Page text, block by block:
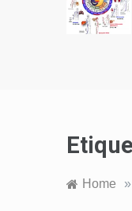
Home »